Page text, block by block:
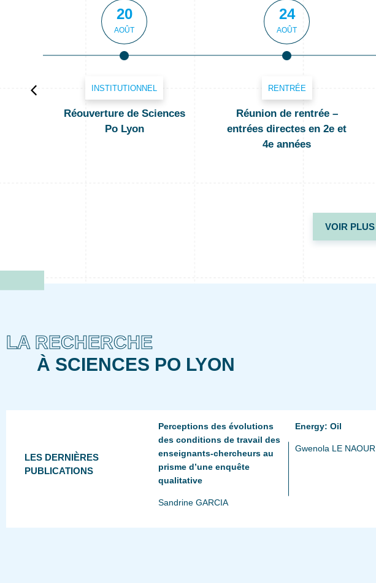
20
AOÛT
INSTITUTIONNEL
Réouverture de Sciences
Po Lyon
24
AOÛT
RENTRÉE
Réunion de rentrée –
entrées directes en 2e et
4e années
VOIR PLUS
LA RECHERCHE
À SCIENCES PO LYON
LES DERNIÈRES
PUBLICATIONS
Perceptions des évolutions
des conditions de travail des
enseignants-chercheurs au
prisme d’une enquête
qualitative
Sandrine GARCIA
Energy: Oil
Gwenola LE NAOUR